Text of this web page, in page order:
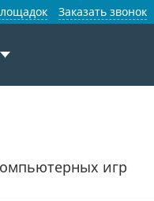
Заказать звонок
игр